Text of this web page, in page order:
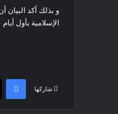
الإسلامية بأول أيام
شاركها